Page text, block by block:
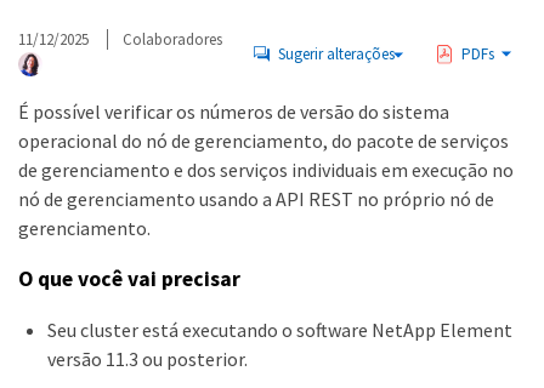
11/12/2025 Colaboradores
Sugerir alterações PDFs
É possível verificar os números de versão do sistema
operacional do nó de gerenciamento, do pacote de serviços
de gerenciamento e dos serviços individuais em execução no
nó de gerenciamento usando a API REST no próprio nó de
gerenciamento.
O que você vai precisar
Seu cluster está executando o software NetApp Element
versão 11.3 ou posterior.